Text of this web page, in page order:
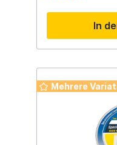
stark, sondern
ist. Darüber
Gegensatz zu
Schnüren wie
In
Mehrere